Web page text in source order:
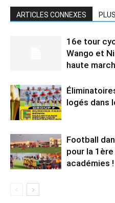
ARTICLES CONNEXES
16e tour
Wango et
haute
logés dans
Football
pour la
académies !